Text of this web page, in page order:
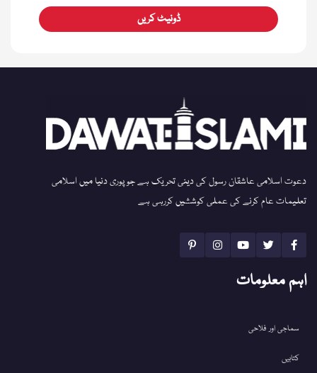
ڈونیٹ کریں
دعوت اسلامی عاشقان رسول کی دینی تحریک ہے جو پوری دنیا میں اسلامی
تعلیمات عام کرنے کی عملی کوششیں کررہی ہے
اہم معلومات
سماجی اور فلاحی
کتابیں